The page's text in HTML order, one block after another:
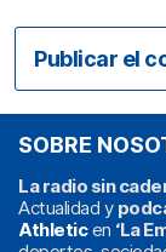
SOBRE
La radio sin
Actualidad y
Athleticen ‘La